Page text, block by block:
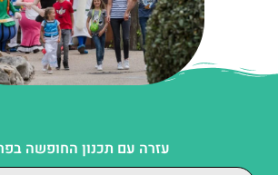
עזרה עם תכנון החופשה